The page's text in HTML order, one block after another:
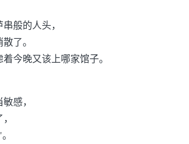
般的人头，
了。
今晚又该上哪家馆子。
感，